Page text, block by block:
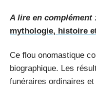
A lire en complément
mythologie, histoire
Ce flou onomastique
biographique. Les
funéraires ordinaires